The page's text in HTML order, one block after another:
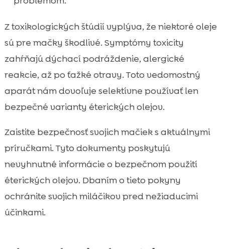
Z toxikologických štúdií vyplýva, že niektoré oleje
sú pre mačky škodlivé. Symptómy toxicity
zahŕňajú dýchací podráždenie, alergické
reakcie, až po ťažké otravy. Toto vedomostný
aparát nám dovoľuje selektívne používať len
bezpečné varianty éterických olejov.
Zaistite bezpečnosť svojich mačiek s aktuálnymi
príručkami. Tyto dokumenty poskytujú
nevyhnutné informácie o bezpečnom použití
éterických olejov. Dbaním o tieto pokyny
ochránite svojich miláčikov pred nežiaducimi
účinkami.